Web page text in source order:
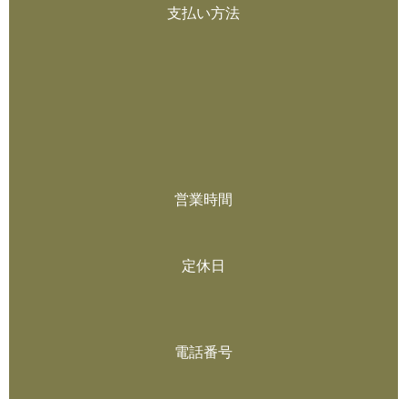
支払い方法
営業時間
定休日
電話番号